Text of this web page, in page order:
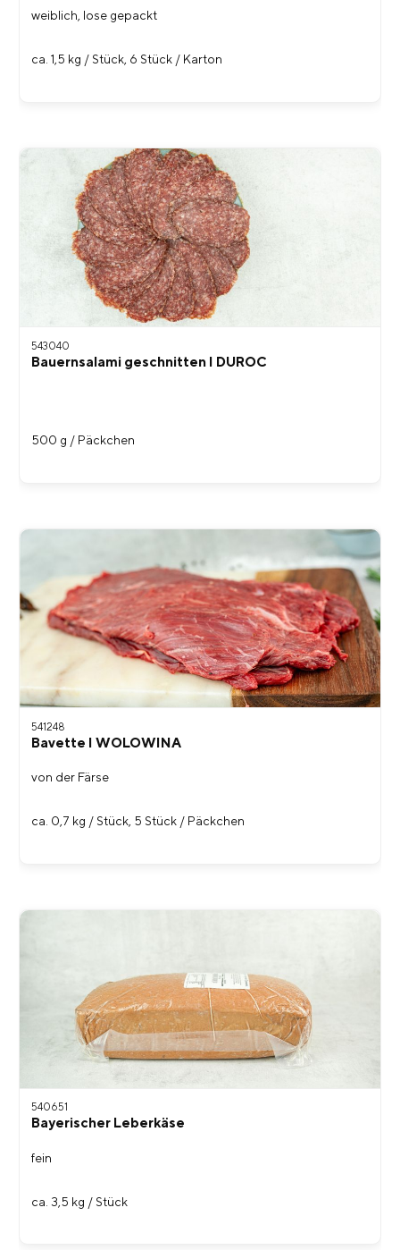
weiblich, lose gepackt
ca. 1,5 kg / Stück, 6 Stück / Karton
543040
Bauernsalami geschnitten I DUROC
500 g / Päckchen
541248
Bavette I WOLOWINA
von der Färse
ca. 0,7 kg / Stück, 5 Stück / Päckchen
540651
Bayerischer Leberkäse
fein
ca. 3,5 kg / Stück